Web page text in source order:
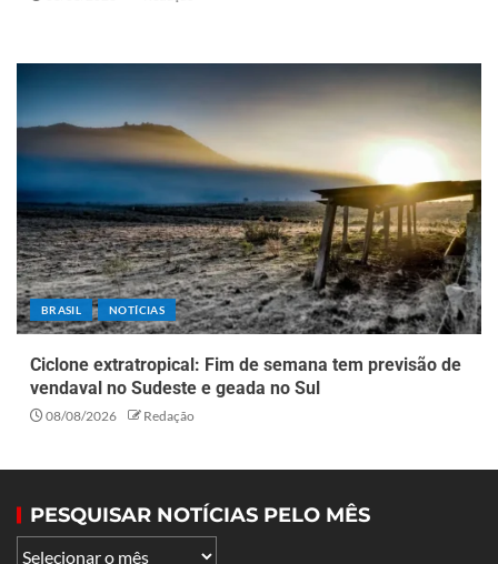
BRASIL NOTÍCIAS
Ciclone extratropical: Fim de semana tem previsão de
vendaval no Sudeste e geada no Sul
08/08/2026 Redação
PESQUISAR NOTÍCIAS PELO MÊS